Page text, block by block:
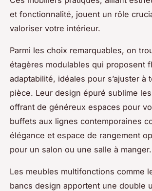
et fonctionnalité, jouent un rôle
valoriser votre intérieur.
Parmi les choix remarquables, on
étagères modulables qui proposent
adaptabilité, idéales pour s’ajuster à
pièce. Leur design épuré sublime
offrant de généreux espaces pour
buffets aux lignes contemporaines
élégance et espace de rangement
pour un salon ou une salle à manger.
Les meubles multifonctions comme
bancs design apportent une double